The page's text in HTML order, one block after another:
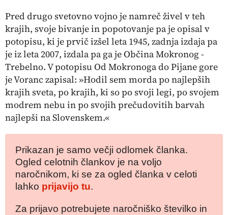
Pred drugo svetovno vojno je namreč živel v teh
krajih, svoje bivanje in popotovanje pa je opisal v
potopisu, ki je prvič izšel leta 1945, zadnja izdaja pa
je iz leta 2007, izdala pa ga je Občina Mokronog -
Trebelno. V potopisu Od Mokronoga do Pijane gore
je Voranc zapisal: »Hodil sem morda po najlepših
krajih sveta, po krajih, ki so po svoji legi, po svojem
modrem nebu in po svojih prečudovitih barvah
najlepši na Slovenskem.«
Prikazan je samo večji odlomek članka.
Ogled celotnih člankov je na voljo
naročnikom, ki se za ogled članka v celoti
lahko prijavijo tu.
Za prijavo potrebujete naročniško številko in